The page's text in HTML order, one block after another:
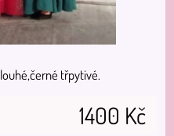
třpytivé.
1400 Kč